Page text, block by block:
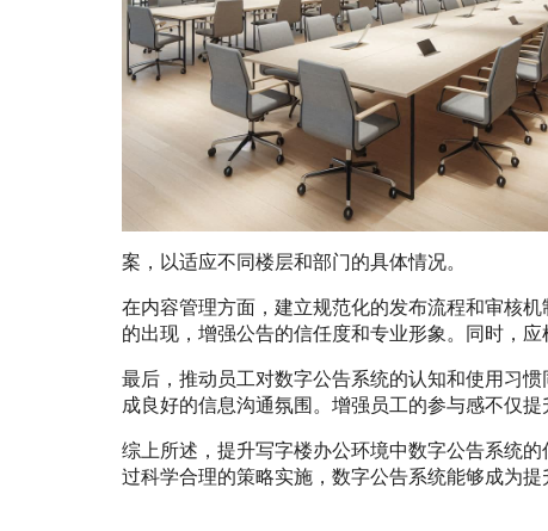
案，以适应不同楼层和部门的具体情况。
在内容管理方面，建立规范化的发布流程和审核
的出现，增强公告的信任度和专业形象。同时，
最后，推动员工对数字公告系统的认知和使用习
成良好的信息沟通氛围。增强员工的参与感不仅
综上所述，提升写字楼办公环境中数字公告系统
过科学合理的策略实施，数字公告系统能够成为提